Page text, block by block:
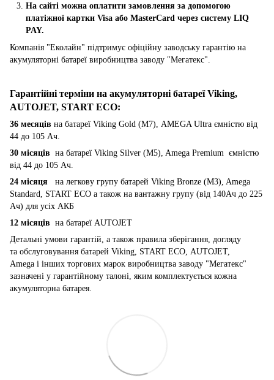
На сайті можна оплатити замовлення за допомогою
платіжної картки Visa або MasterCard через систему LIQ
PAY.
Компанія "Еколайн" підтримує офіційну заводську гарантію на
акумуляторні батареї виробництва заводу "Мегатекс".
Гарантійні терміни на акумуляторні батареї Viking,
AUTOJET, START ECO:
36 месяців на батареї Viking Gold (M7), AMEGA Ultra ємністю від
44 до 105 Ач.
30 місяців на батареї Viking Silver (M5), Amega Premium ємністю
від 44 до 105 Ач.
24 місяця на легкову групу батарей Viking Bronze (M3), Amega
Standard, START ECO а також на вантажну групу (від 140Ач до 225
Ач) для усіх АКБ
12 місяців на батареї AUTOJET
Детальні умови гарантій, а також правила зберігання, догляду
та обслуговування батарей Viking, START ECO, AUTOJET,
Amega і інших торгових марок виробництва заводу "Мегатекс"
зазначені у гарантійному талоні, яким комплектується кожна
акумуляторна батарея.